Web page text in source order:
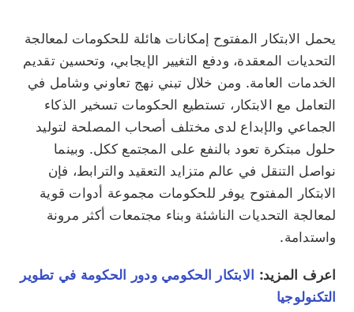
يحمل الابتكار المفتوح إمكانات هائلة للحكومات لمعالجة
التحديات المعقدة، ودفع التغيير الإيجابي، وتحسين تقديم
الخدمات العامة. ومن خلال تبني نهج تعاوني وشامل في
التعامل مع الابتكار، تستطيع الحكومات تسخير الذكاء
الجماعي والإبداع لدى مختلف أصحاب المصلحة لتوليد
حلول مبتكرة تعود بالنفع على المجتمع ككل. وبينما
نواصل التنقل في عالم متزايد التعقيد والترابط، فإن
الابتكار المفتوح يوفر للحكومات مجموعة أدوات قوية
لمعالجة التحديات الناشئة وبناء مجتمعات أكثر مرونة
واستدامة.
اعرف المزيد:
الابتكار الحكومي ودور الحكومة في تطوير
التكنولوجيا